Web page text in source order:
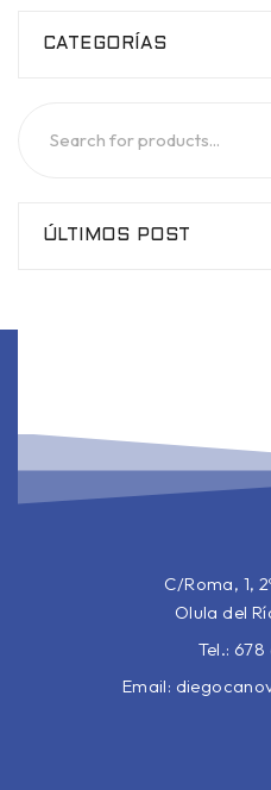
CATEGORÍAS
ÚLTIMOS POST
C/Roma, 1,
Olula del
Tel.: 678
Email: